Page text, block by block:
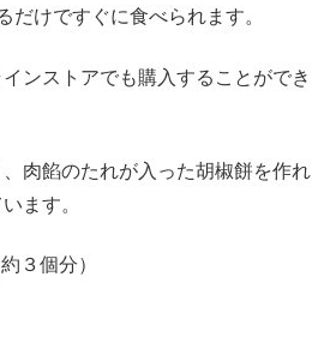
だけですぐに食べられます。
ンストアでも購入することができ
肉餡のたれが入った胡椒餅を作れ
ます。
３個分）